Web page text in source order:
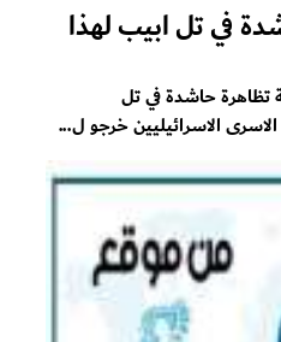
في تل ابيب لهذا
تظاهرة حاشدة في تل
الاسرائيليين خرجو ل...